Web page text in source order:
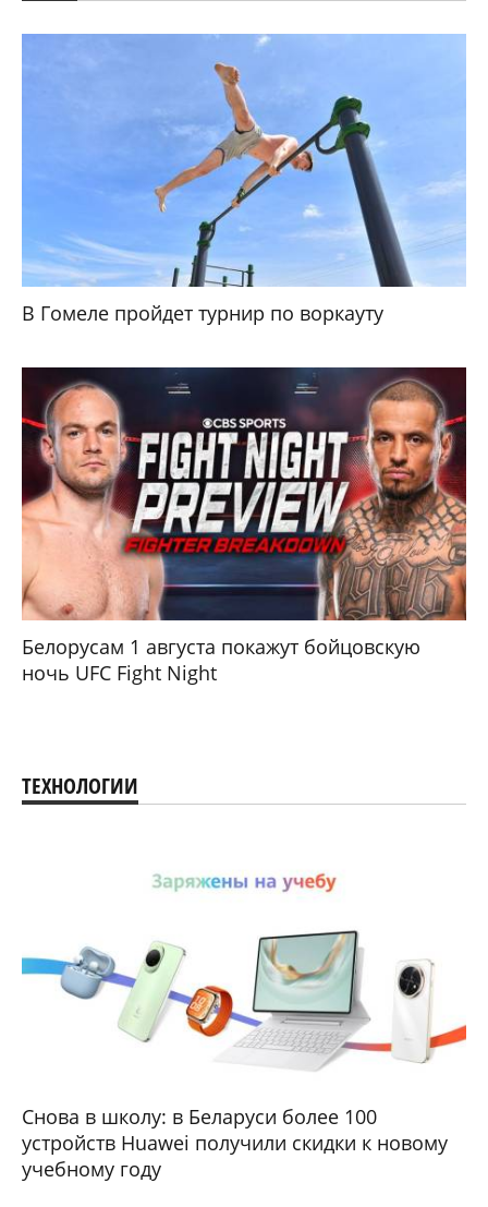
В Гомеле пройдет турнир по воркауту
Белорусам 1 августа покажут бойцовскую
ночь UFC Fight Night
ТЕХНОЛОГИИ
Снова в школу: в Беларуси более 100
устройств Huawei получили скидки к новому
учебному году